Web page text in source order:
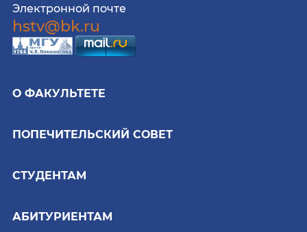
Электронной почте
hstv@bk.ru
О ФАКУЛЬТЕТЕ
ПОПЕЧИТЕЛЬСКИЙ СОВЕТ
СТУДЕНТАМ
АБИТУРИЕНТАМ